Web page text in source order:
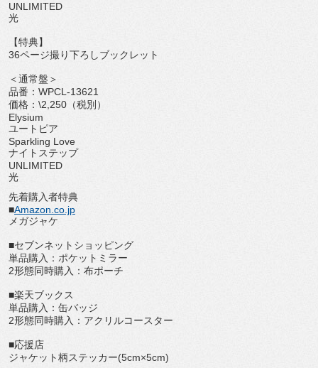
UNLIMITED
光
【特典】
36ページ撮り下ろしブックレット
＜通常盤＞
品番：WPCL-13621
価格：\2,250（税別）
Elysium
ユートピア
Sparkling Love
ナイトステップ
UNLIMITED
光
先着購入者特典
■Amazon.co.jp
メガジャケ
■セブンネットショッピング
単品購入：ポケットミラー
2形態同時購入：布ポーチ
■楽天ブックス
単品購入：缶バッジ
2形態同時購入：アクリルコースター
■応援店
ジャケット柄ステッカー(5cm×5cm)